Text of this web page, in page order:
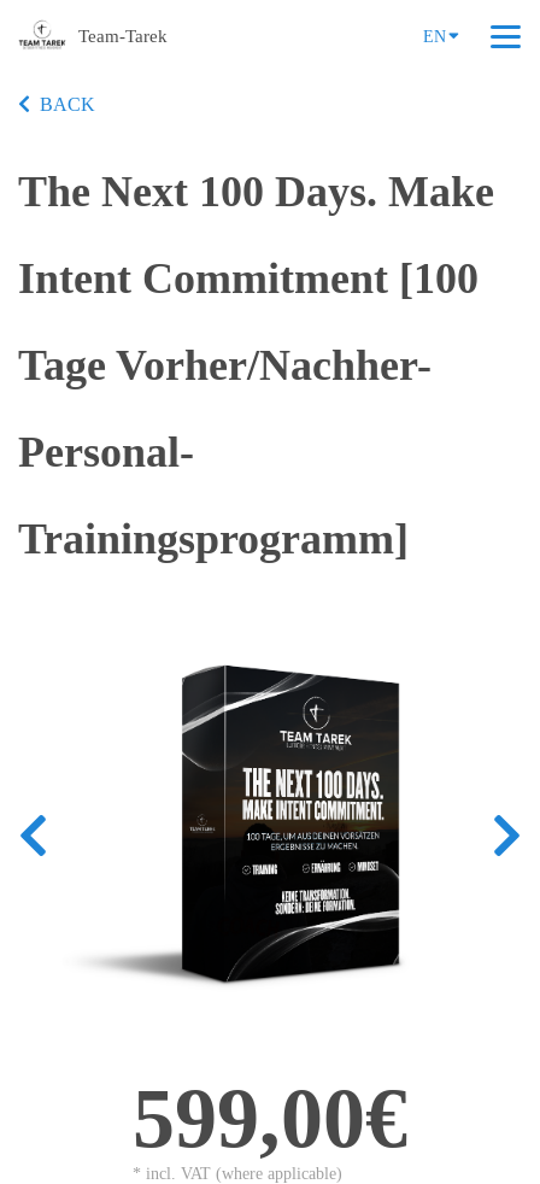
Team-Tarek EN
BACK
The Next 100 Days. Make
Intent Commitment [100
Tage Vorher/Nachher-
Personal-
Trainingsprogramm]
599,00€
* incl. VAT (where applicable)